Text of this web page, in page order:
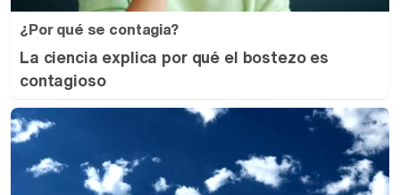
¿Por qué se contagia?
La ciencia explica por qué el bostezo es
contagioso